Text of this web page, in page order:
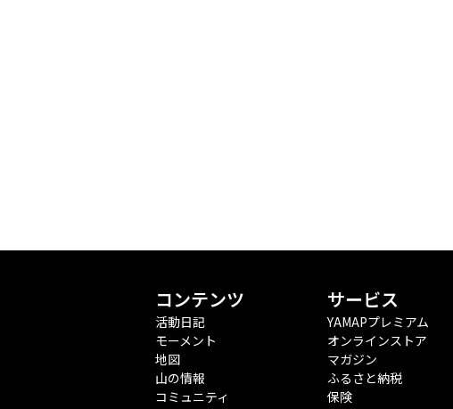
コンテンツ
活動日記
モーメント
地図
山の情報
コミュニティ
サービス
YAMAPプレミアム
オンラインストア
マガジン
ふるさと納税
保険